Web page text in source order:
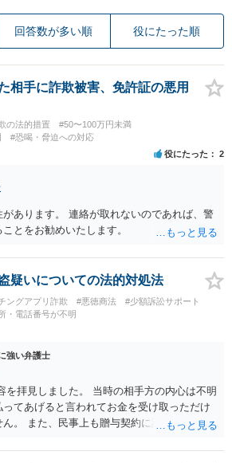
回答数が多い順 役にたった順
相手に詐欺被害、免許証の悪用
の法的措置
#50〜100万円未満
#恐喝・脅迫への対応
役にたった 2
あります。 連絡が取れないのであれば、警
とをお勧めいたします。
疑いについての法的対処法
ングアプリ詐欺 #悪徳商法
#少額訴訟サポート
・電話番号が不明
強い弁護士
を拝見しました。 当時の相手方の内心は不明
てあげると言われてお金を受け取っただけ
。 また、民事上も贈与契約に該当すると思
をするようにしてください。 ご不安であれ